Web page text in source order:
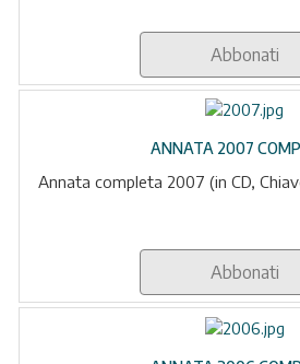
Abbonati
ANNATA 2007
Annata completa 2007 (in CD,
Abbonati